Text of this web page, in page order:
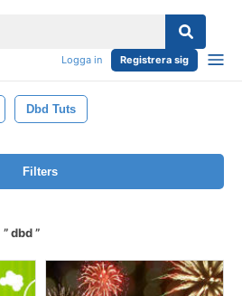
Logga in Registrera sig
Dbd Tuts
Filters
dbd